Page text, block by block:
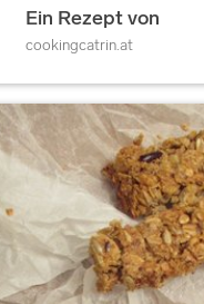
Ein Rezept von
cookingcatrin.at